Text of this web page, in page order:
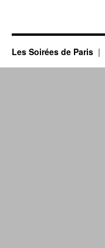
Les Soirées de Paris